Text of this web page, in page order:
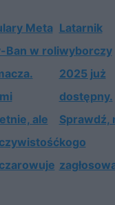
Meta
Ban w roli
ale
Latarnik
wyborczy
2025 już
dostępny.
Sprawdź,
kogo